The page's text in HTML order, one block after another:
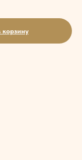
корзину